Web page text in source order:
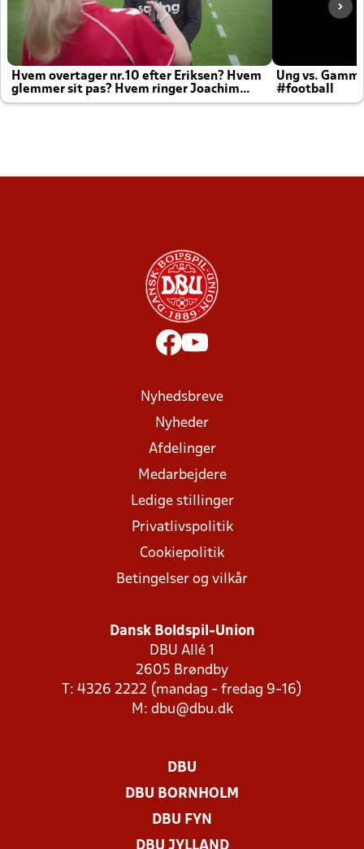
Hvem overtager nr.10 efter Eriksen? Hvem
glemmer sit pas? Hvem ringer Joachim
altid til efter kampe?
Ung vs.
#football
Nyhedsbreve
Nyheder
Afdelinger
Medarbejdere
Ledige stillinger
Privatlivspolitik
Cookiepolitik
Betingelser og vilkår
Dansk Boldspil-Union
DBU Allé 1
2605 Brøndby
T: 4326 2222 (mandag - fredag 9-16)
M: dbu@dbu.dk
DBU
DBU BORNHOLM
DBU FYN